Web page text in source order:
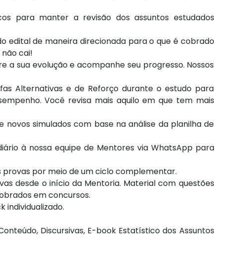
para manter a revisão dos assuntos estudados
edital de maneira direcionada para o que é cobrado
cai!
a sua evolução e acompanhe seu progresso. Nossos
Alternativas e de Reforço durante o estudo para
Você revisa mais aquilo em que tem mais
novos simulados com base na análise da planilha de
à nossa equipe de Mentores via WhatsApp para
provas por meio de um ciclo complementar.
desde o início da Mentoria. Material com questões
em concursos.
individualizado.
Discursivas, E-book Estatístico dos Assuntos